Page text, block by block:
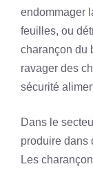
endommager
feuilles, ou
charançon du
ravager des
sécurité
Dans le
produire dans
Les